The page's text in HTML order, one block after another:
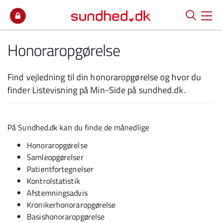
Honoraropgørelse
Find vejledning til din honoraropgørelse og hvor du
finder Listevisning på Min-Side på sundhed.dk.
På Sundhed.dk kan du finde de månedlige
Honoraropgørelse
Samleopgørelser
Patientfortegnelser
Kontrolstatistik
Afstemningsadvis
Kronikerhonoraropgørelse
Basishonoraropgørelse